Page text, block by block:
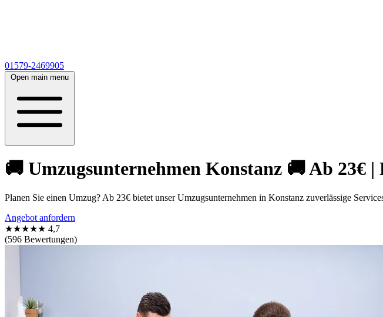
01579-2469905
Open main menu
🚚 Umzugsunternehmen Konstanz 🚚 Ab 23€
Planen Sie einen Umzug? Ab 23€ bietet unser Umzugsunternehmen in Konstanz zuverlässige
Angebot anfordern
★★★★★ 4,7
(596 Bewertungen)